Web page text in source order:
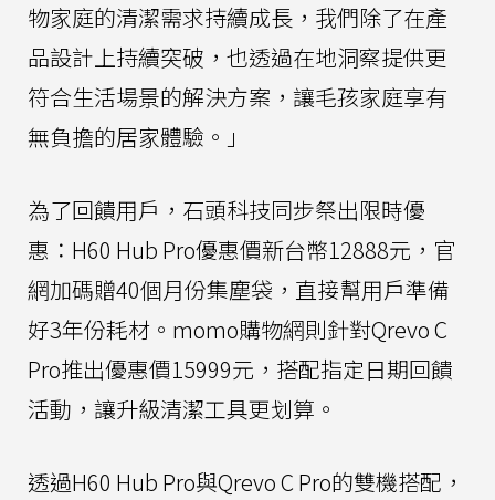
物家庭的清潔需求持續成長，我們除了在產
品設計上持續突破，也透過在地洞察提供更
符合生活場景的解決方案，讓毛孩家庭享有
無負擔的居家體驗。」
為了回饋用戶，石頭科技同步祭出限時優
惠：H60 Hub Pro優惠價新台幣12888元，官
網加碼贈40個月份集塵袋，直接幫用戶準備
好3年份耗材。momo購物網則針對Qrevo C
Pro推出優惠價15999元，搭配指定日期回饋
活動，讓升級清潔工具更划算。
透過H60 Hub Pro與Qrevo C Pro的雙機搭配，